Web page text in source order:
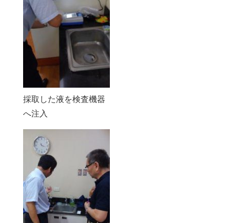
採取した液を検査機器
へ注入